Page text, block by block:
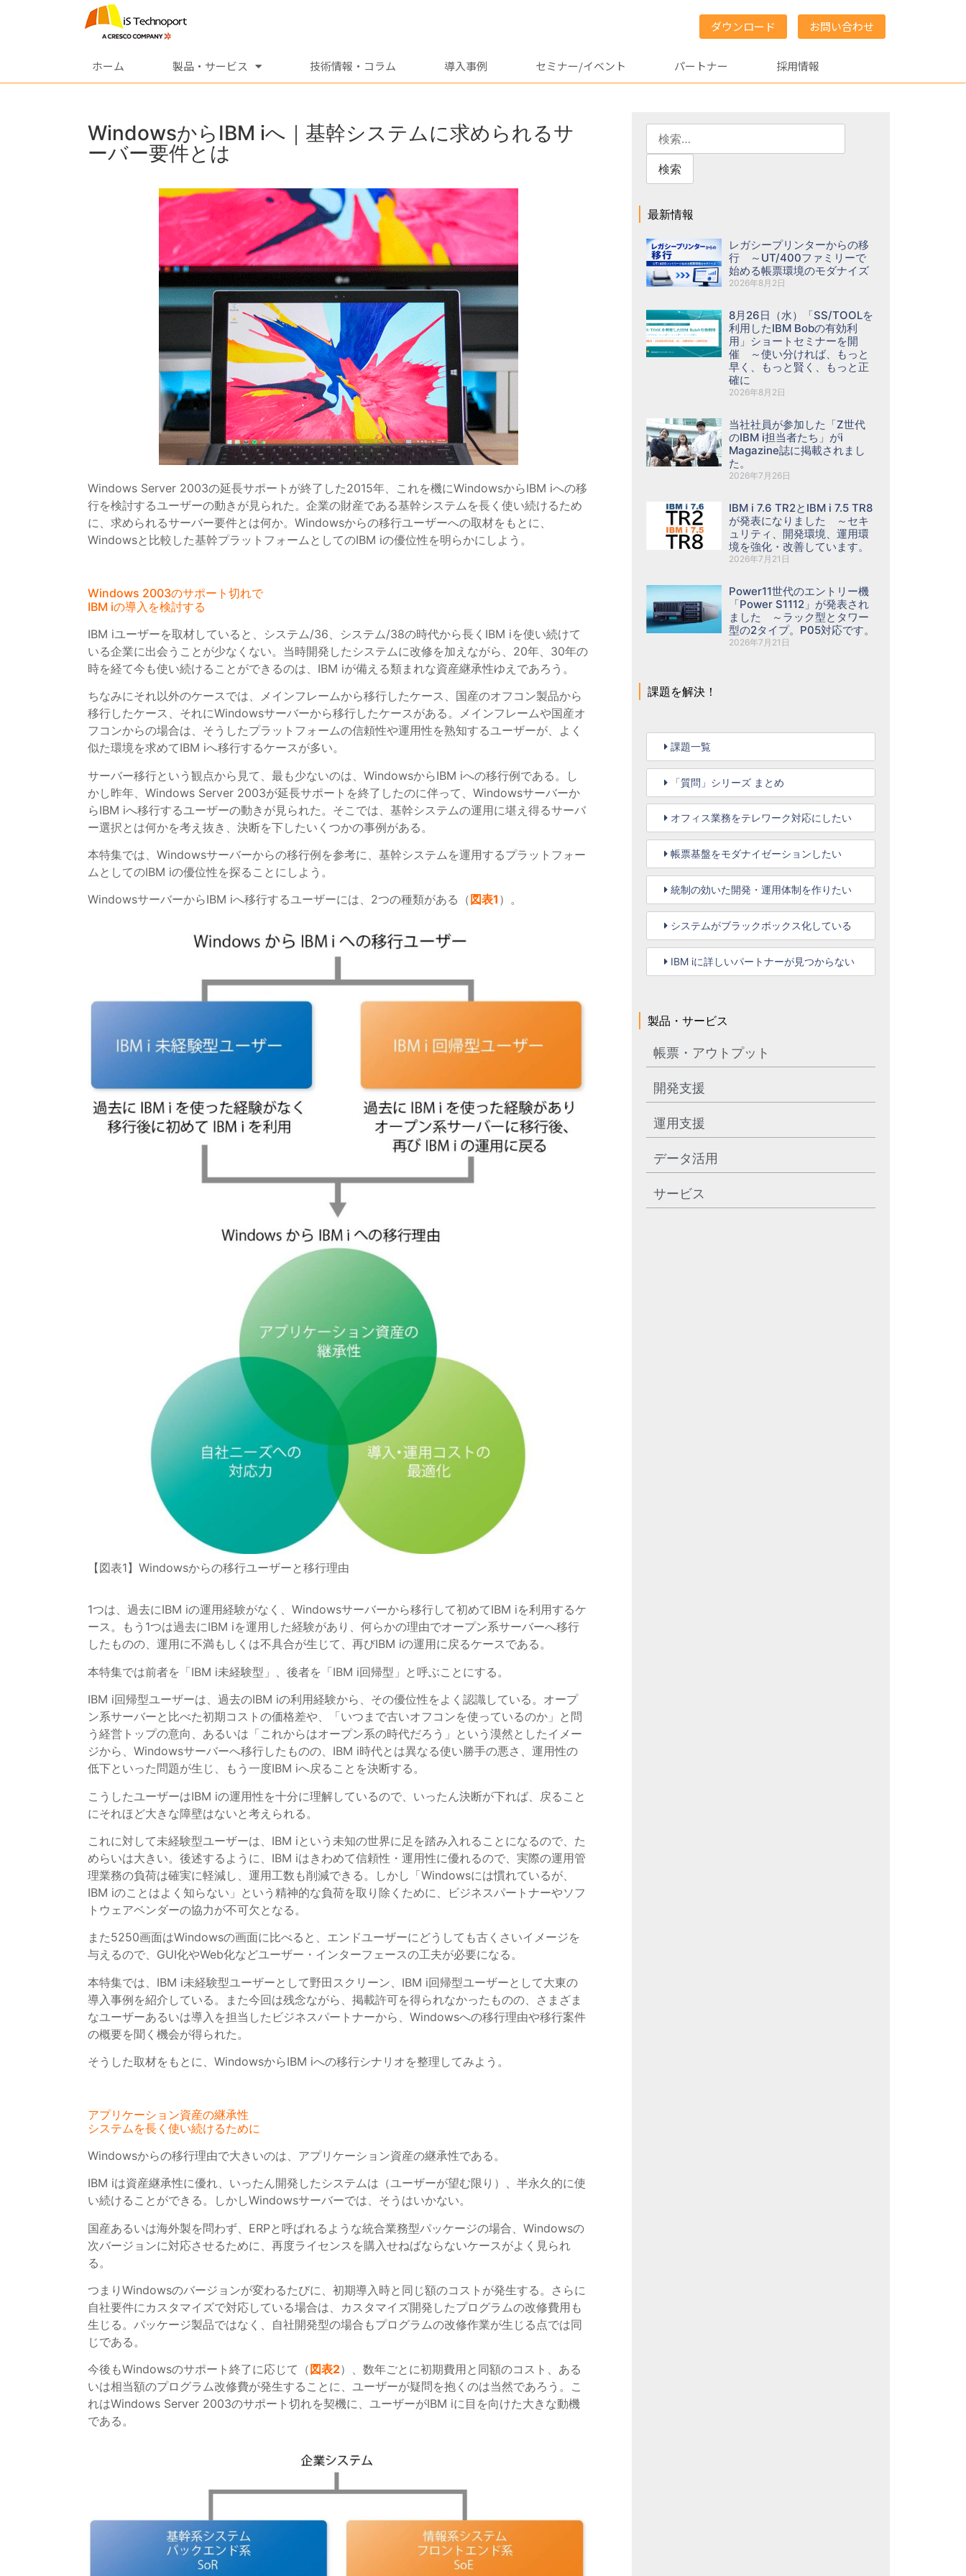
ダウンロード お問い合わせ
ホーム 製品・サービス 技術情報・コラム 導入事例 セミナー/イベント パートナー 採用情報
WindowsからIBM iへ｜基幹システムに求められるサ
ーバー要件とは
Windows Server 2003の延長サポートが終了した2015年、これを機にWindowsからIBM iへの移
行を検討するユーザーの動きが見られた。企業の財産である基幹システムを長く使い続けるため
に、求められるサーバー要件とは何か。Windowsからの移行ユーザーへの取材をもとに、
Windowsと比較した基幹プラットフォームとしてのIBM iの優位性を明らかにしよう。
Windows 2003のサポート切れで
IBM iの導入を検討する
IBM iユーザーを取材していると、システム/36、システム/38の時代から長くIBM iを使い続けて
いる企業に出会うことが少なくない。当時開発したシステムに改修を加えながら、20年、30年の
時を経て今も使い続けることができるのは、IBM iが備える類まれな資産継承性ゆえであろう。
ちなみにそれ以外のケースでは、メインフレームから移行したケース、国産のオフコン製品から
移行したケース、それにWindowsサーバーから移行したケースがある。メインフレームや国産オ
フコンからの場合は、そうしたプラットフォームの信頼性や運用性を熟知するユーザーが、よく
似た環境を求めてIBM iへ移行するケースが多い。
サーバー移行という観点から見て、最も少ないのは、WindowsからIBM iへの移行例である。し
かし昨年、Windows Server 2003が延長サポートを終了したのに伴って、Windowsサーバーか
らIBM iへ移行するユーザーの動きが見られた。そこでは、基幹システムの運用に堪え得るサーバ
ー選択とは何かを考え抜き、決断を下したいくつかの事例がある。
本特集では、Windowsサーバーからの移行例を参考に、基幹システムを運用するプラットフォー
ムとしてのIBM iの優位性を探ることにしよう。
WindowsサーバーからIBM iへ移行するユーザーには、2つの種類がある（ 図表1 ）。
【図表1】Windowsからの移行ユーザーと移行理由
1つは、過去にIBM iの運用経験がなく、Windowsサーバーから移行して初めてIBM iを利用するケ
ース。もう1つは過去にIBM iを運用した経験があり、何らかの理由でオープン系サーバーへ移行
したものの、運用に不満もしくは不具合が生じて、再びIBM iの運用に戻るケースである。
本特集では前者を「IBM i未経験型」、後者を「IBM i回帰型」と呼ぶことにする。
IBM i回帰型ユーザーは、過去のIBM iの利用経験から、その優位性をよく認識している。オープ
ン系サーバーと比べた初期コストの価格差や、「いつまで古いオフコンを使っているのか」と問
う経営トップの意向、あるいは「これからはオープン系の時代だろう」という漠然としたイメー
ジから、Windowsサーバーへ移行したものの、IBM i時代とは異なる使い勝手の悪さ、運用性の
低下といった問題が生じ、もう一度IBM iへ戻ることを決断する。
こうしたユーザーはIBM iの運用性を十分に理解しているので、いったん決断が下れば、戻ること
にそれほど大きな障壁はないと考えられる。
これに対して未経験型ユーザーは、IBM iという未知の世界に足を踏み入れることになるので、た
めらいは大きい。後述するように、IBM iはきわめて信頼性・運用性に優れるので、実際の運用管
理業務の負荷は確実に軽減し、運用工数も削減できる。しかし「Windowsには慣れているが、
IBM iのことはよく知らない」という精神的な負荷を取り除くために、ビジネスパートナーやソフ
トウェアベンダーの協力が不可欠となる。
また5250画面はWindowsの画面に比べると、エンドユーザーにどうしても古くさいイメージを
与えるので、GUI化やWeb化などユーザー・インターフェースの工夫が必要になる。
本特集では、IBM i未経験型ユーザーとして野田スクリーン、IBM i回帰型ユーザーとして大東の
導入事例を紹介している。また今回は残念ながら、掲載許可を得られなかったものの、さまざま
なユーザーあるいは導入を担当したビジネスパートナーから、Windowsへの移行理由や移行案件
の概要を聞く機会が得られた。
そうした取材をもとに、WindowsからIBM iへの移行シナリオを整理してみよう。
アプリケーション資産の継承性
システムを長く使い続けるために
Windowsからの移行理由で大きいのは、アプリケーション資産の継承性である。
IBM iは資産継承性に優れ、いったん開発したシステムは（ユーザーが望む限り）、半永久的に使
い続けることができる。しかしWindowsサーバーでは、そうはいかない。
国産あるいは海外製を問わず、ERPと呼ばれるような統合業務型パッケージの場合、Windowsの
次バージョンに対応させるために、再度ライセンスを購入せねばならないケースがよく見られ
る。
つまりWindowsのバージョンが変わるたびに、初期導入時と同じ額のコストが発生する。さらに
自社要件にカスタマイズで対応している場合は、カスタマイズ開発したプログラムの改修費用も
生じる。パッケージ製品ではなく、自社開発型の場合もプログラムの改修作業が生じる点では同
じである。
今後もWindowsのサポート終了に応じて（ 図表2）、数年ごとに初期費用と同額のコスト、ある
いは相当額のプログラム改修費が発生することに、ユーザーが疑問を抱くのは当然であろう。こ
れはWindows Server 2003のサポート切れを契機に、ユーザーがIBM iに目を向けた大きな動機
である。
最新情報
レガシープリンターからの移
行 ～UT/400ファミリーで
始める帳票環境のモダナイズ
2026年8月2日
8月26日（水）「SS/TOOLを
利用したIBM Bobの有効利
用」ショートセミナーを開
催 ～使い分ければ、もっと
早く、もっと賢く、もっと正
確に
2026年8月2日
当社社員が参加した「Z世代
のIBM i担当者たち」がi
Magazine誌に掲載されまし
た。
2026年7月26日
IBM i 7.6 TR2とIBM i 7.5 TR8
が発表になりました ～セキ
ュリティ、開発環境、運用環
境を強化・改善しています。
2026年7月21日
Power11世代のエントリー機
「Power S1112」が発表され
ました ～ラック型とタワー
型の2タイプ。P05対応です。
2026年7月21日
課題を解決！
課題一覧
「質問」シリーズ まとめ
オフィス業務をテレワーク対応にしたい
帳票基盤をモダナイゼーションしたい
統制の効いた開発・運用体制を作りたい
システムがブラックボックス化している
IBM iに詳しいパートナーが見つからない
製品・サービス
帳票・アウトプット
開発支援
運用支援
データ活用
サービス